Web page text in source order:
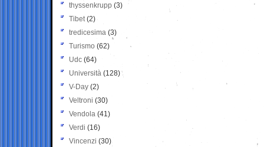
thyssenkrupp (3)
Tibet(2)
tredicesima (3)
Turismo (62)
Udc (64)
Università (128)
V-Day (2)
Veltroni (30)
Vendola (41)
Verdi (16)
Vincenzi (30)